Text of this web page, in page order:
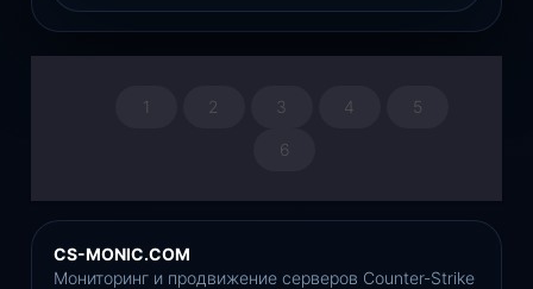
1 2 3 4 5
6
CS-MONIC.COM
Мониторинг и продвижение серверов Counter-Strike